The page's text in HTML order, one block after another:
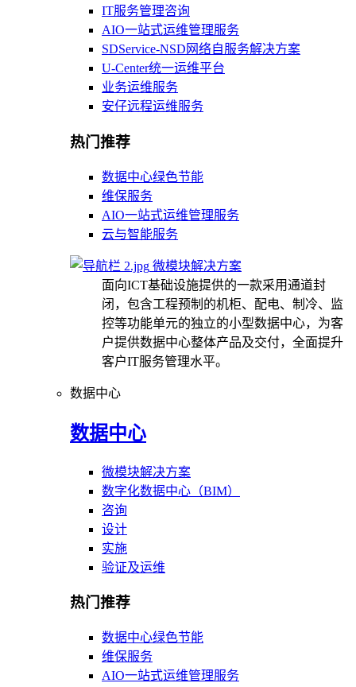
IT服务管理咨询
AIO一站式运维管理服务
SDService-NSD网络自服务解决方案
U-Center统一运维平台
业务运维服务
安仔远程运维服务
热门推荐
数据中心绿色节能
维保服务
AIO一站式运维管理服务
云与智能服务
微模块解决方案
面向ICT基础设施提供的一款采用通道封
闭，包含工程预制的机柜、配电、制冷、监
控等功能单元的独立的小型数据中心，为客
户提供数据中心整体产品及交付，全面提升
客户IT服务管理水平。
数据中心
数据中心
微模块解决方案
数字化数据中心（BIM）
咨询
设计
实施
验证及运维
热门推荐
数据中心绿色节能
维保服务
AIO一站式运维管理服务